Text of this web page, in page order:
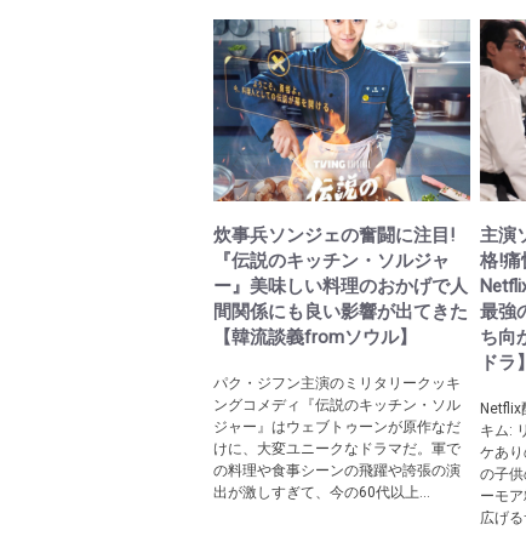
炊事兵ソンジェの奮闘に注目!
『伝説のキッチン・ソルジャ
ー』美味しい料理のおかげで人
間関係にも良い影響が出てきた
【韓流談義fromソウル】
パク・ジフン主演のミリタリークッキ
ングコメディ『伝説のキッチン・ソル
ジャー』はウェブトゥーンが原作なだ
けに、大変ユニークなドラマだ。軍で
の料理や食事シーンの飛躍や誇張の演
出が激しすぎて、今の60代以上...
主演
格!痛
最強
ち向
ドラ】
Netflix
キム:
ケあ
の子
ーモ
広げ